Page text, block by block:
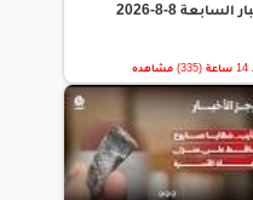
السابعة 8-8-2026